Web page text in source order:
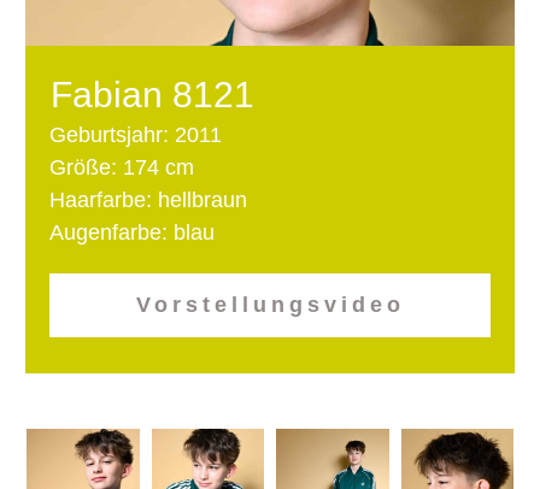
Fabian 8121
Geburtsjahr: 2011
Größe: 174 cm
Haarfarbe: hellbraun
Augenfarbe: blau
Vorstellungsvideo